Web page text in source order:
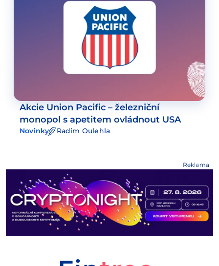
Akcie Union Pacific – železniční
monopol s apetitem ovládnout USA
Novinky Radim Oulehla
Reklama